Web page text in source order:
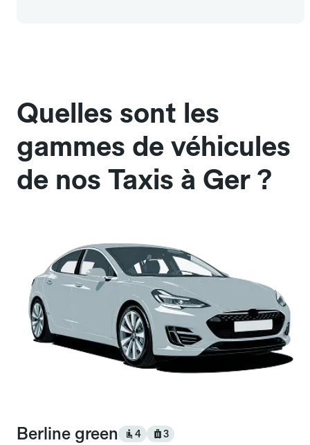
Quelles sont les
gammes de véhicules
de nos Taxis à Ger ?
Berline green 4 3